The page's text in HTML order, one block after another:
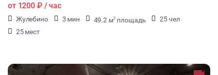
от 1200 ₽/ час
Жулебино 3 мин 49.2 м2 площадь
25 чел
25 мест